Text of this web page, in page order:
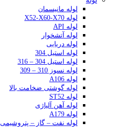
لوله مانیسمان
لوله X52-X60-X70
لوله API
لوله آتشخوار
لوله دریایی
لوله استیل 304
لوله استیل 304 – 316
لوله نسوز 310 – 309
لوله A106
لوله گوشتی ضخامت بالا
لوله ST52
لوله آهن آلیاژی
لوله A179
لوله نفت – گاز – پتروشیمی